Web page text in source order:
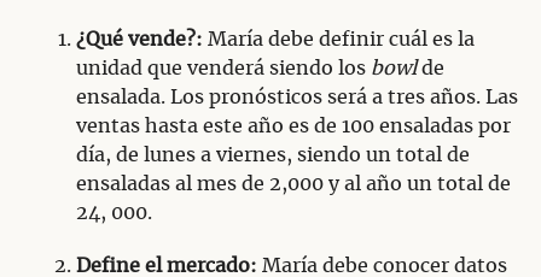
¿Qué vende?: María debe definir cuál es la
unidad que venderá siendo los bowlde
ensalada. Los pronósticos será a tres años. Las
ventas hasta este año es de 100 ensaladas por
día, de lunes a viernes, siendo un total de
ensaladas al mes de 2,000 y al año un total de
24, 000.
Define el mercado: María debe conocer datos